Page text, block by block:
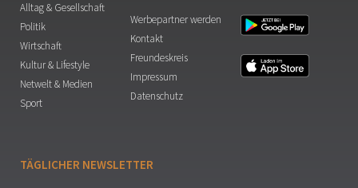
Alltag & Gesellschaft
Politik
Wirtschaft
Kultur & Lifestyle
Netwelt & Medien
Sport
Werbepartner werden
Kontakt
Freundeskreis
Impressum
Datenschutz
TÄGLICHER NEWSLETTER